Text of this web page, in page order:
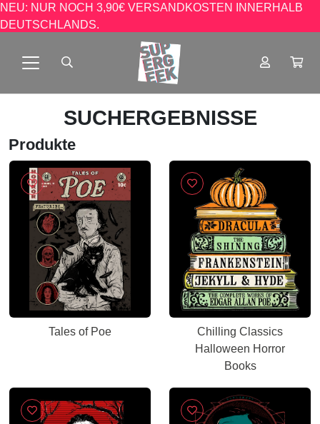
NEU: NUR NOCH 3,90€ VERSANDKOSTEN INNERHALB
DEUTSCHLANDS.
SUCHERGEBNISSE
Produkte
Tales of Poe
Chilling Classics
Halloween Horror
Books